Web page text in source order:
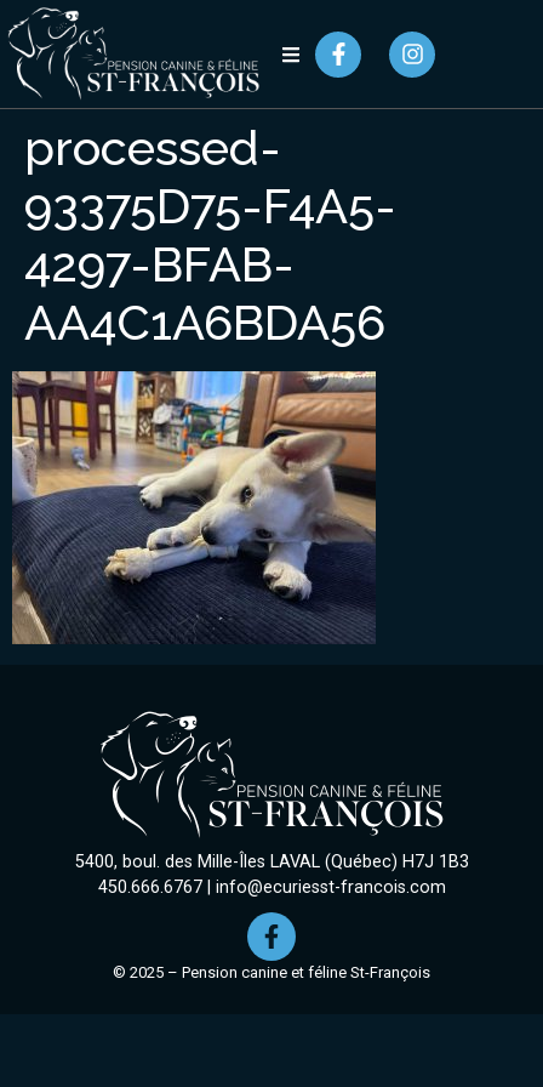
processed-
93375D75-F4A5-
4297-BFAB-
AA4C1A6BDA56
5400, boul. des Mille-Îles LAVAL (Québec) H7J 1B3
450.666.6767| info@ecuriesst-francois.com
© 2025 – Pension canine et féline St-François